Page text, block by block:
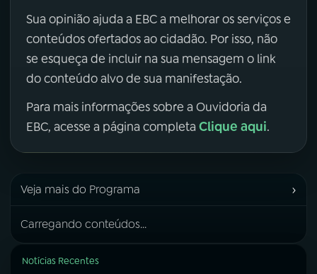
Sua opinião ajuda a EBC a melhorar os serviços e
conteúdos ofertados ao cidadão. Por isso, não
se esqueça de incluir na sua mensagem o link
do conteúdo alvo de sua manifestação.
Para mais informações sobre a Ouvidoria da
EBC, acesse a página completa Clique aqui.
Veja mais do Programa ›
Carregando conteúdos...
Notícias Recentes